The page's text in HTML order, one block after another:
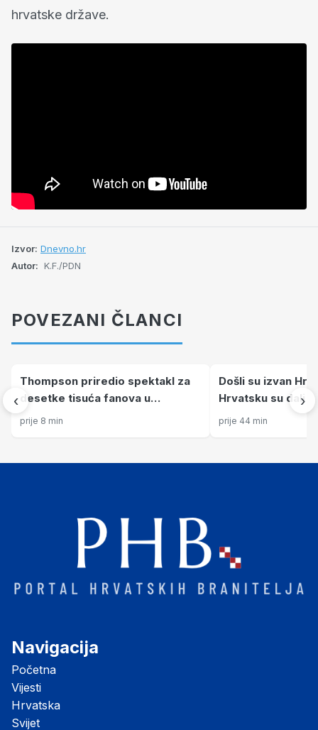
hrvatske države.
Izvor: Dnevno.hr
Autor: K.F./PDN
POVEZANI ČLANCI
‹
Thompson priredio spektakl za
desetke tisuća fanova u
Imotskom!
prije 8 min
Došli su izvan
Hrvatsku su dali
ne zaboravlja
prije 44 min
›
Navigacija
Početna
Vijesti
Hrvatska
Svijet